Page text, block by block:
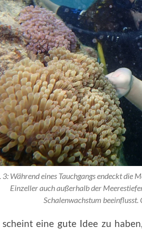
3: Während eines Tauchgangs endeckt die
Einzeller auch außerhalb der
Schalenwachstum
scheint eine gute Idee zu